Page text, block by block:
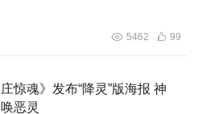
5462 99
惊魂》发布“降灵”版海报 神
恶灵